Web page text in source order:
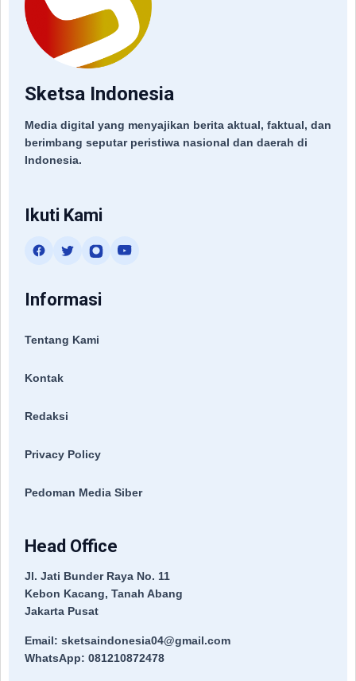
Sketsa Indonesia
Media digital yang menyajikan berita aktual, faktual, dan
berimbang seputar peristiwa nasional dan daerah di
Indonesia.
Ikuti Kami
Informasi
Tentang Kami
Kontak
Redaksi
Privacy Policy
Pedoman Media Siber
Head Office
Jl. Jati Bunder Raya No. 11
Kebon Kacang, Tanah Abang
Jakarta Pusat
Email: sketsaindonesia04@gmail.com
WhatsApp: 081210872478